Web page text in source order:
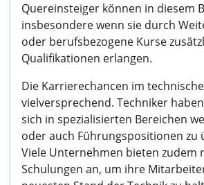
Quereinsteiger können in diesem
insbesondere wenn sie durch
oder berufsbezogene Kurse
Qualifikationen erlangen.
Die Karrierechancen im
vielversprechend. Techniker
sich in spezialisierten Bereichen
oder auch Führungspositionen zu
Viele Unternehmen bieten zudem
Schulungen an, um ihre